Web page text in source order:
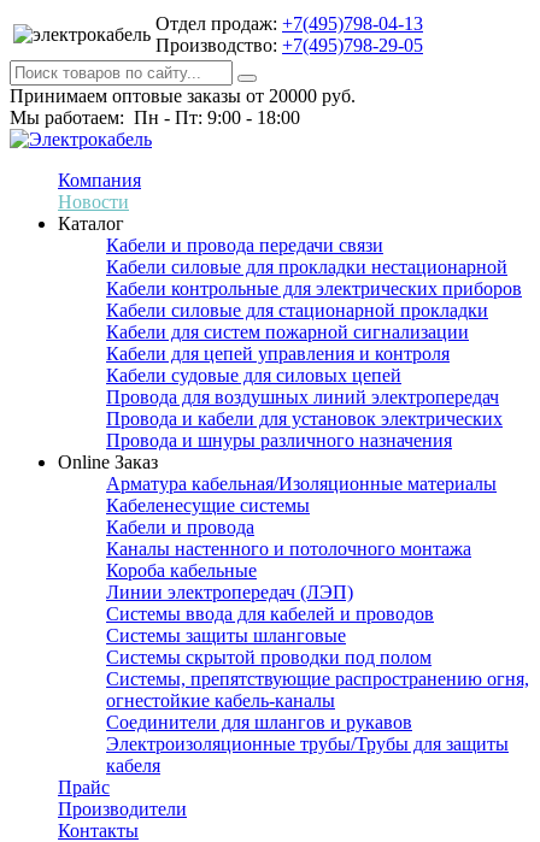
Отдел продаж: +7(495)798-04-13
Производство: +7(495)798-29-05
Принимаем оптовые заказы от 20000 руб.
Мы работаем: Пн - Пт: 9:00 - 18:00
Компания
Новости
Каталог
Кабели и провода передачи связи
Кабели силовые для прокладки нестационарной
Кабели контрольные для электрических приборов
Кабели силовые для стационарной прокладки
Кабели для систем пожарной сигнализации
Кабели для цепей управления и контроля
Кабели судовые для силовых цепей
Провода для воздушных линий электропередач
Провода и кабели для установок электрических
Провода и шнуры различного назначения
Online Заказ
Арматура кабельная/Изоляционные материалы
Кабеленесущие системы
Кабели и провода
Каналы настенного и потолочного монтажа
Короба кабельные
Линии электропередач (ЛЭП)
Системы ввода для кабелей и проводов
Системы защиты шланговые
Системы скрытой проводки под полом
Системы, препятствующие распространению огня,
огнестойкие кабель-каналы
Соединители для шлангов и рукавов
Электроизоляционные трубы/Трубы для защиты
кабеля
Прайс
Производители
Контакты